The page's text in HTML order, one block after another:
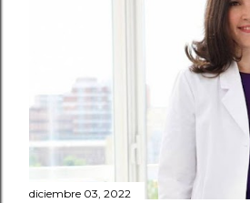
diciembre 03, 2022